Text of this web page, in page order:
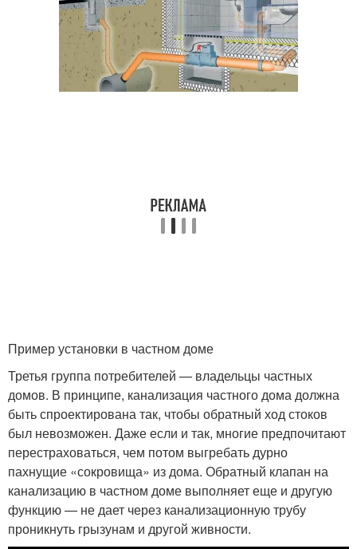
Пример установки в частном доме
Третья группа потребителей — владельцы частных
домов. В принципе, канализация частного дома должна
быть спроектирована так, чтобы обратный ход стоков
был невозможен. Даже если и так, многие предпочитают
перестраховаться, чем потом выгребать дурно
пахнущие «сокровища» из дома. Обратный клапан на
канализацию в частном доме выполняет еще и другую
функцию — не дает через канализационную трубу
проникнуть грызунам и другой живности.